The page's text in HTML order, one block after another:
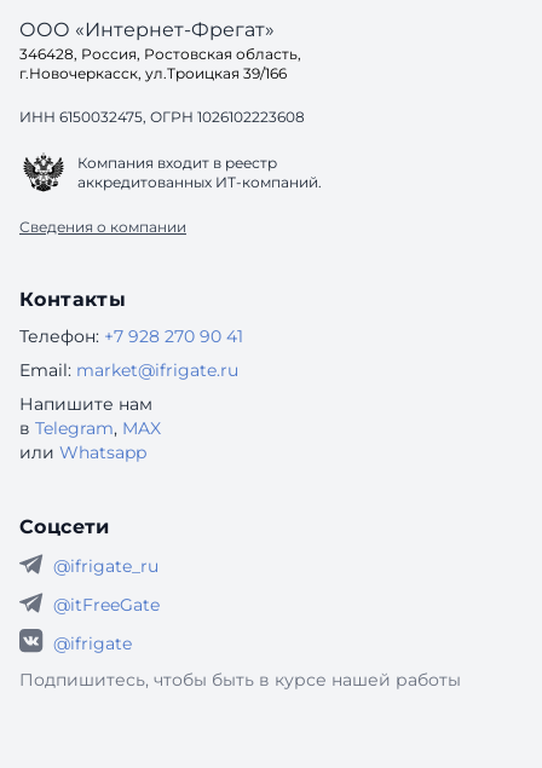
ООО «Интернет-Фрегат»
346428, Россия, Ростовская область,
г.Новочеркасск, ул.Троицкая 39/166
ИНН 6150032475, ОГРН 1026102223608
Компания входит в реестр
аккредитованных ИТ-компаний.
Сведения о компании
Контакты
Телефон: +7 928 270 90 41
Email: market@ifrigate.ru
Напишите нам
в Telegram, MAX
или Whatsapp
Соцсети
@ifrigate_ru
@itFreeGate
@ifrigate
Подпишитесь, чтобы быть в курсе нашей работы